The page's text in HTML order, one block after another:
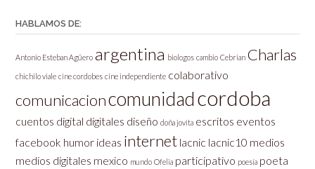
HABLAMOS DE:
Antonio Esteban Agüero argentina biologos cambio Cebrian Charlas
chichilo viale cine cordobes cine independiente colaborativo
comunicacioncomunidadcordoba
cuentos digital digitales diseño doña jovita escritos eventos
facebook humor ideas internet lacnic lacnic10 medios
medios digitales mexico mundo Ofelia participativo poesía poeta